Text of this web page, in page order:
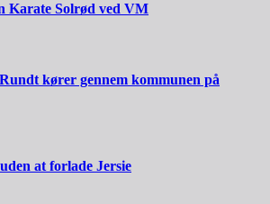
Karate Solrød ved VM
kører gennem kommunen på
at forlade Jersie